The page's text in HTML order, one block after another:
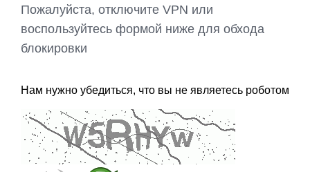
Пожалуйста, отключите VPN или
воспользуйтесь формой ниже для обхода
блокировки
Нам нужно убедиться, что вы не являетесь роботом